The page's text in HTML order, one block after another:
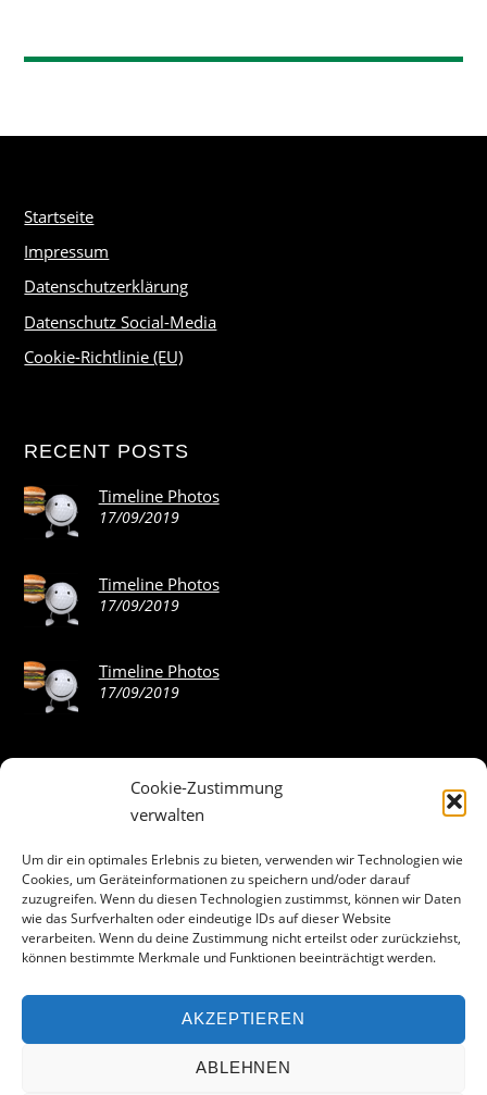
Cookie-Zustimmung
verwalten
Um dir ein optimales Erlebnis zu bieten, verwenden wir Technologien wie
Cookies, um Geräteinformationen zu speichern und/oder darauf
zuzugreifen. Wenn du diesen Technologien zustimmst, können wir Daten
wie das Surfverhalten oder eindeutige IDs auf dieser Website
verarbeiten. Wenn du deine Zustimmung nicht erteilst oder zurückziehst,
können bestimmte Merkmale und Funktionen beeinträchtigt werden.
AKZEPTIEREN
ABLEHNEN
Startseite
Impressum
Datenschutzerklärung
Datenschutz Social-Media
Cookie-Richtlinie (EU)
RECENT POSTS
Timeline Photos
17/09/2019
Timeline Photos
17/09/2019
Timeline Photos
17/09/2019
ABOUT THE LANDING THEME…
The Landing theme is a one-page design WordPress theme
that’s focused on getting your audience to follow-through
with your call-to-action. Built to work seamlessly with our
drag & drop Builder plugin, it gives you the ability to
customize the look and feel of your content.